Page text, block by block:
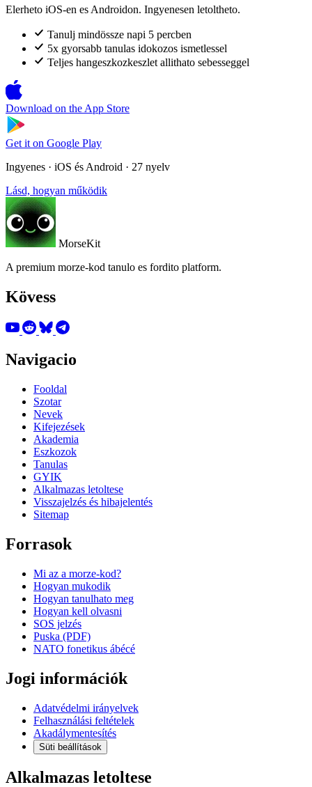
Elerheto iOS-en es Androidon. Ingyenesen letoltheto.
Tanulj mindössze napi 5 percben
5x gyorsabb tanulas idokozos ismetlessel
Teljes hangeszkozkeszlet allithato sebesseggel
Download on the App Store
Get it on Google Play
Ingyenes · iOS és Android · 27 nyelv
Lásd, hogyan működik
MorseKit
A premium morze-kod tanulo es fordito platform.
Kövess
Navigacio
Fooldal
Szotar
Nevek
Kifejezések
Akademia
Eszkozok
Tanulas
GYIK
Alkalmazas letoltese
Visszajelzés és hibajelentés
Sitemap
Forrasok
Mi az a morze-kod?
Hogyan mukodik
Hogyan tanulhato meg
Hogyan kell olvasni
SOS jelzés
Puska (PDF)
NATO fonetikus ábécé
Jogi információk
Adatvédelmi irányelvek
Felhasználási feltételek
Akadálymentesítés
Süti beállítások
Alkalmazas letoltese